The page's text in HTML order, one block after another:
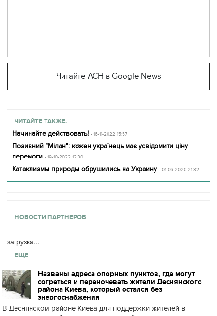
Читайте АСН в Google News
ЧИТАЙТЕ ТАКЖЕ.
Начинайте действовать! - 16-11-2022 15:57
Позивний "Мілан": кожен українець має усвідомити ціну
перемоги - 19-10-2022 12:30
Катаклизмы природы обрушились на Украину - 01-06-2020 21:32
НОВОСТИ ПАРТНЕРОВ
загрузка...
ЕЩЕ
Названы адреса опорных пунктов, где могут
согреться и переночевать жители Деснянского
района Киева, который остался без
энергоснабжения
В Деснянском районе Киева для поддержки жителей в